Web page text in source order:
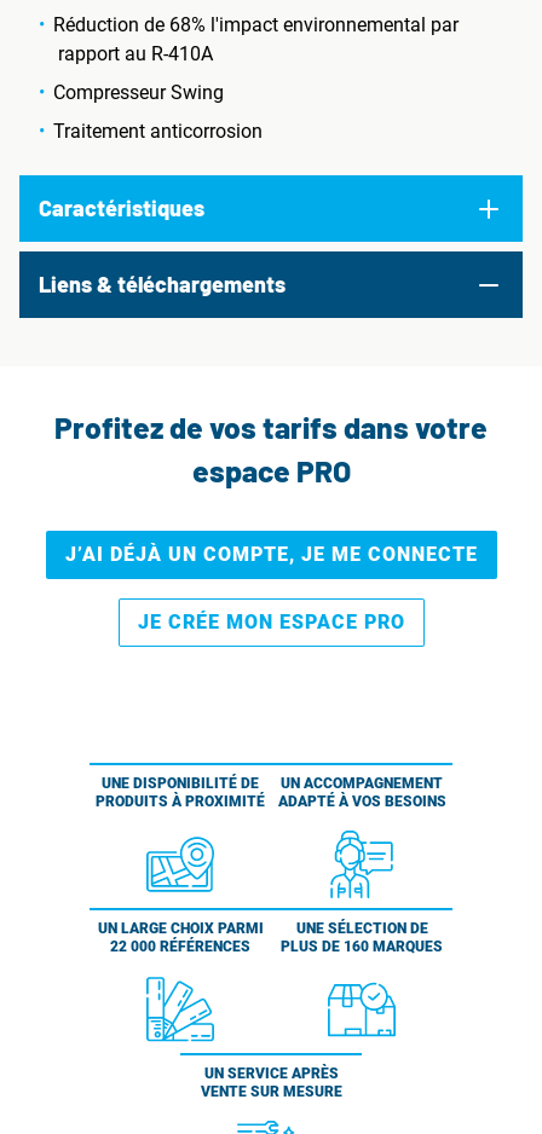
Réduction de 68% l'impact environnemental par
rapport au R-410A
Compresseur Swing
Traitement anticorrosion
Caractéristiques
Liens & téléchargements
Profitez de vos tarifs dans votre
espace PRO
J’AI DÉJÀ UN COMPTE, JE ME CONNECTE
JE CRÉE MON ESPACE PRO
UNE DISPONIBILITÉ DE
PRODUITS À PROXIMITÉ
UN ACCOMPAGNEMENT
ADAPTÉ À VOS BESOINS
UN LARGE CHOIX PARMI
22 000 RÉFÉRENCES
UNE SÉLECTION DE
PLUS DE 160 MARQUES
UN SERVICE APRÈS
VENTE SUR MESURE